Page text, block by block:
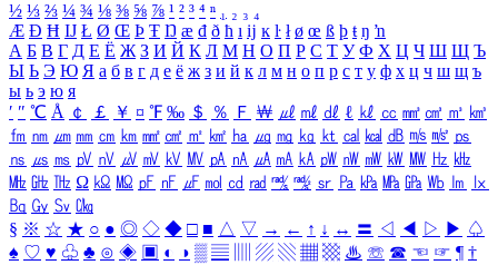
½ ⅓ ⅔ ¼ ¾ ⅛ ⅜ ⅝ ⅞ ¹ ² ³ ⁴ ⁿ ₁ ₂ ₃ ₄
Æ Ð Ħ Ĳ Ł Ø Œ Þ Ŧ Ŋ æ đ ð ħ ı ĳ ĸ ŀ ł ø œ ß þ ŧ ŋ ŉ
А Б В Г Д Е Ё Ж З И Й К Л М Н О П Р С Т У Ф Х Ц Ч Ш Щ Ъ
Ы Ь Э Ю Я а б в г д е ё ж з и й к л м н о п р с т у ф х ц ч ш щ ъ
ы ь э ю я
′ ″ ℃ Å ￠ ￡ ￥ ¤ ℉ ‰ ＄ ％ Ｆ ￦ ㎕ ㎖ ㎗ ℓ ㎘ ㏄ ㎣ ㎤ ㎥ ㎦
㎙ ㎚ ㎛ ㎜ ㎝ ㎞ ㎟ ㎠ ㎡ ㎢ ㏊ ㎍ ㎎ ㎏ ㏏ ㎈ ㎉ ㏈ ㎧ ㎨ ㎰
㎱ ㎲ ㎳ ㎴ ㎵ ㎶ ㎷ ㎸ ㎹ ㎀ ㎁ ㎂ ㎃ ㎄ ㎺ ㎻ ㎽ ㎾ ㎿ ㎐ ㎑
㎒ ㎓ ㎔ Ω ㏀ ㏁ ㎊ ㎋ ㎌ ㏖ ㏅ ㎭ ㎮ ㎯ ㏛ ㎩ ㎪ ㎫ ㎬ ㏝ ㏐
㏓
㏃ ㏉ ㏜ ㏆
§ ※ ☆ ★ ○ ● ◎ ◇ ◆ □ ■ △ ▽ → ← ↑ ↓ ↔ 〓 ◁ ◀ ▷ ▶ ♤
♠ ♡ ♥ ♧ ♣ ⊙ ◈ ▣ ◐ ◑ ▒ ▤ ▨ ▧ ▦ ▩ ♨ ☏ ☎ ☜ ☞ ¶ †